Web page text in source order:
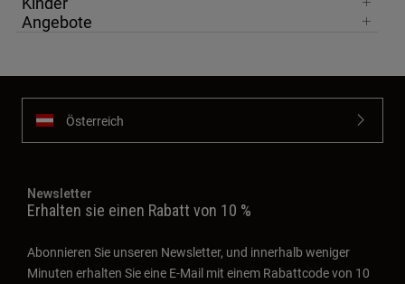
Angebote
Österreich
Newsletter
Erhalten sie einen Rabatt von 10 %
Abonnieren Sie unseren Newsletter, und innerhalb weniger
Minuten erhalten Sie eine E-Mail mit einem Rabattcode von 10